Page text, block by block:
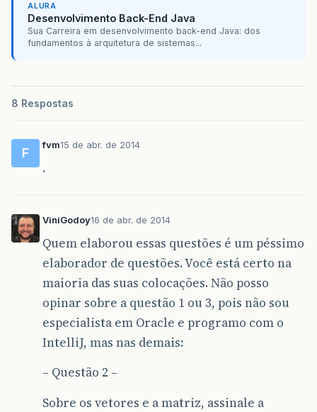
ALURA
Desenvolvimento Back-End Java
Sua Carreira em desenvolvimento back-end Java: dos
fundamentos à arquitetura de sistemas...
8 Respostas
F
fvm15 de abr. de 2014
.
ViniGodoy16 de abr. de 2014
Quem elaborou essas questões é um péssimo
elaborador de questões. Você está certo na
maioria das suas colocações. Não posso
opinar sobre a questão 1 ou 3, pois não sou
especialista em Oracle e programo com o
IntelliJ, mas nas demais:
– Questão 2 –
Sobre os vetores e a matriz, assinale a